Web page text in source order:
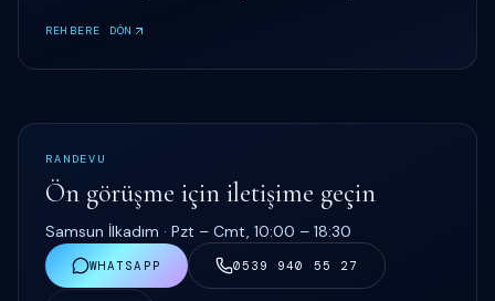
REHBERE DÖN
RANDEVU
Ön görüşme için iletişime geçin
Samsun İlkadım · Pzt – Cmt, 10:00 – 18:30
WHATSAPP 0539 940 55 27